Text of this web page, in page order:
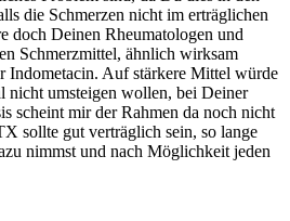
die Schmerzen nicht im erträglichen
doch Deinen Rheumatologen und
Schmerzmittel, ähnlich wirksam
Indometacin. Auf stärkere Mittel würde
nicht umsteigen wollen, bei Deiner
scheint mir der Rahmen da noch nicht
sollte gut verträglich sein, so lange
nimmst und nach Möglichkeit jeden